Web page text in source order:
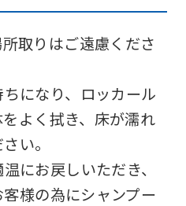
取りはご遠慮くださ
になり、ロッカール
よく拭き、床が濡れ
い。
にお戻しいただき、
様の為にシャンプー